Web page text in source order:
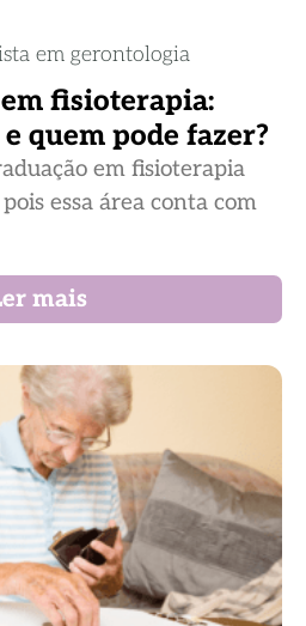
em gerontologia
fisioterapia:
quem pode fazer?
em fisioterapia
essa área conta com
mais